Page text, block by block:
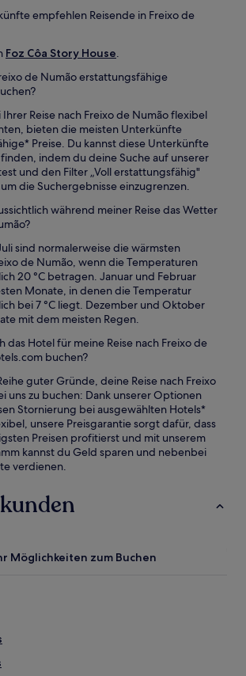
empfehlen Reisende in Freixo de
Foz Côa Story House.
de Numão erstattungsfähige
Ihrer Reise nach Freixo de Numão flexibel
bieten die meisten Unterkünfte
Preise. Du kannst diese Unterkünfte
indem du deine Suche auf unserer
und den Filter „Voll erstattungsfähig"
die Suchergebnisse einzugrenzen.
während meiner Reise das Wetter
sind normalerweise die wärmsten
de Numão, wenn die Temperaturen
20 °C betragen. Januar und Februar
Monate, in denen die Temperatur
bei 7 °C liegt. Dezember und Oktober
mit dem meisten Regen.
das Hotel für meine Reise nach Freixo de
buchen?
guter Gründe, deine Reise nach Freixo
uns zu buchen: Dank unserer Optionen
Stornierung bei ausgewählten Hotels*
unsere Preisgarantie sorgt dafür, dass
Preisen profitierst und mit unserem
kannst du Geld sparen und nebenbei
verdienen.
Möglichkeiten zum Buchen